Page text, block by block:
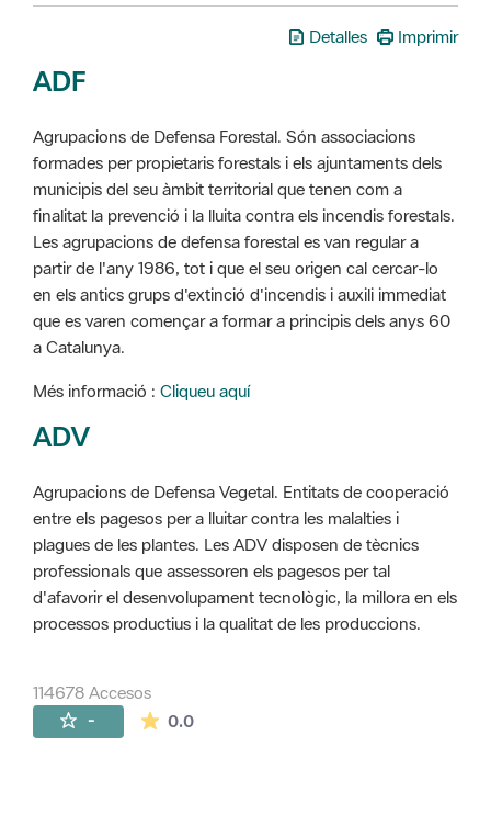
Detalles Imprimir
ADF
Agrupacions de Defensa Forestal. Són associacions
formades per propietaris forestals i els ajuntaments dels
municipis del seu àmbit territorial que tenen com a
finalitat la prevenció i la lluita contra els incendis forestals.
Les agrupacions de defensa forestal es van regular a
partir de l'any 1986, tot i que el seu origen cal cercar-lo
en els antics grups d'extinció d'incendis i auxili immediat
que es varen començar a formar a principis dels anys 60
a Catalunya.
Més informació : Cliqueu aquí
ADV
Agrupacions de Defensa Vegetal. Entitats de cooperació
entre els pagesos per a lluitar contra les malalties i
plagues de les plantes. Les ADV disposen de tècnics
professionals que assessoren els pagesos per tal
d'afavorir el desenvolupament tecnològic, la millora en els
processos productius i la qualitat de les produccions.
114678 Accesos
- 0.0La valoración media es de 0 estrellas de